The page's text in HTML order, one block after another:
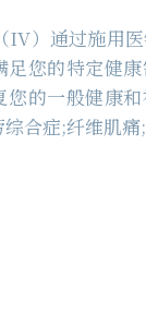
IV）通过施用
足您的特定健
您的一般健康
合症;纤维肌痛;